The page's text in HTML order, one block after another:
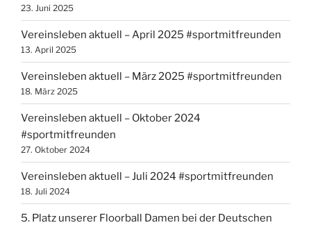
23. Juni 2025
Vereinsleben aktuell – April 2025 #sportmitfreunden
13. April 2025
Vereinsleben aktuell – März 2025 #sportmitfreunden
18. März 2025
Vereinsleben aktuell – Oktober 2024
#sportmitfreunden
27. Oktober 2024
Vereinsleben aktuell – Juli 2024 #sportmitfreunden
18. Juli 2024
5. Platz unserer Floorball Damen bei der Deutschen